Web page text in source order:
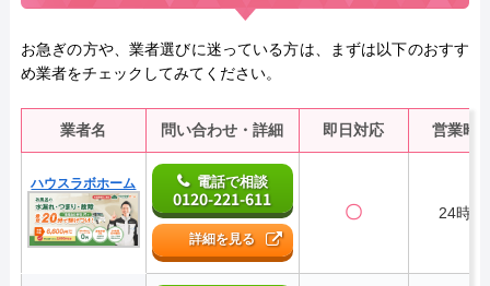
お急ぎの方や、業者選びに迷っている方は、まずは以下のおすす
め業者をチェックしてみてください。
業者名 問い合わせ・詳細 即日対応 営業時
ハウスラボホーム 電話で相談
0120-221-611
詳細を見る
〇 24時間